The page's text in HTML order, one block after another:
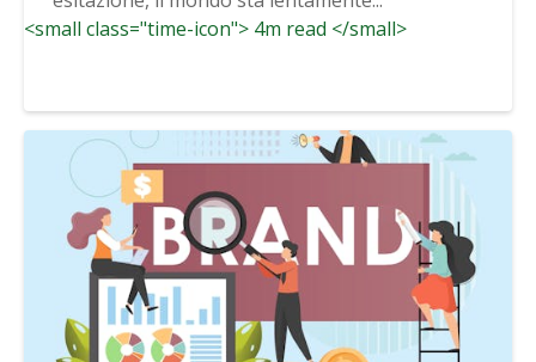
<small class="time-icon"> 4m read </small>